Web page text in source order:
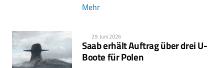
Mehr
29. Juni 2026
Saab erhält Auftrag über drei U-
Boote für Polen